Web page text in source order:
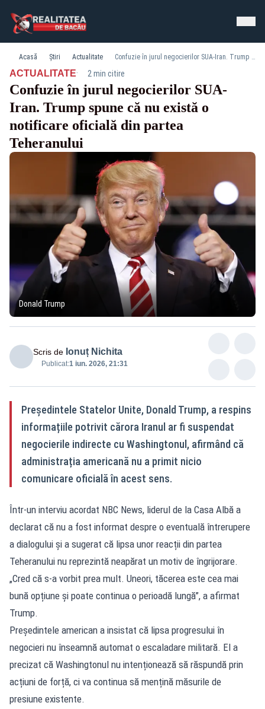
Acasă Știri Actualitate Confuzie în jurul negocierilor SUA-Iran. Trump spune că nu există o notificare oficială din partea Teheranului
ACTUALITATE· 2 min citire
Confuzie în jurul negocierilor SUA-
Iran. Trump spune că nu există o
notificare oficială din partea
Teheranului
Donald Trump
Scris de Ionuț Nichita
Publicat:1 iun. 2026, 21:31
Președintele Statelor Unite, Donald Trump, a respins
informațiile potrivit cărora Iranul ar fi suspendat
negocierile indirecte cu Washingtonul, afirmând că
administrația americană nu a primit nicio
comunicare oficială în acest sens.
Într-un interviu acordat NBC News, liderul de la Casa Albă a
declarat că nu a fost informat despre o eventuală întrerupere
a dialogului și a sugerat că lipsa unor reacții din partea
Teheranului nu reprezintă neapărat un motiv de îngrijorare.
„Cred că s-a vorbit prea mult. Uneori, tăcerea este cea mai
bună opțiune și poate continua o perioadă lungă”, a afirmat
Trump.
Președintele american a insistat că lipsa progresului în
negocieri nu înseamnă automat o escaladare militară. El a
precizat că Washingtonul nu intenționează să răspundă prin
acțiuni de forță, ci va continua să mențină măsurile de
presiune existente.